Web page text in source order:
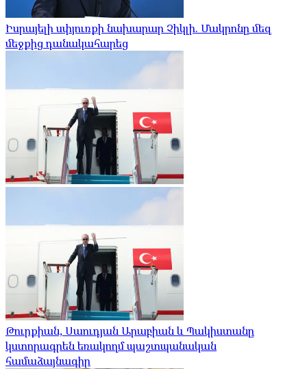
Իսրայելի սփյուռքի նախարար Չիկլի. Մակրոնը մեզ
մեջքից դանակահարեց
Թուրքիան, Սաուդյան Արաբիան և Պակիստանը
կստորագրեն եռակողմ պաշտպանական
համաձայնագիր